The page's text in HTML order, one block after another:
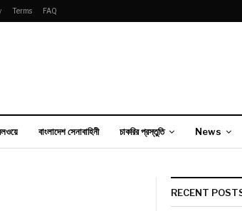
Terms FAQ
বাংলাদেশ সেনাবাহিনী চাকরির প্রস্তুতি News
RECENT